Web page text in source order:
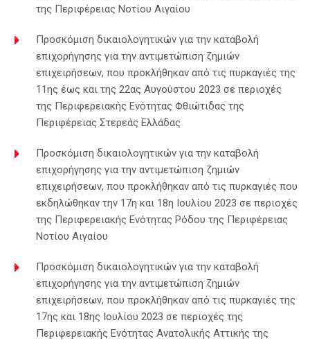
της Περιφέρειας Νοτίου Αιγαίου
Προσκόμιση δικαιολογητικών για την καταβολή
επιχορήγησης για την αντιμετώπιση ζημιών
επιχειρήσεων, που προκλήθηκαν από τις πυρκαγιές της
11ης έως και της 22ας Αυγούστου 2023 σε περιοχές
της Περιφερειακής Ενότητας Φθιώτιδας της
Περιφέρειας Στερεάς Ελλάδας
Προσκόμιση δικαιολογητικών για την καταβολή
επιχορήγησης για την αντιμετώπιση ζημιών
επιχειρήσεων, που προκλήθηκαν από τις πυρκαγιές που
εκδηλώθηκαν την 17η και 18η Ιουλίου 2023 σε περιοχές
της Περιφερειακής Ενότητας Ρόδου της Περιφέρειας
Νοτίου Αιγαίου
Προσκόμιση δικαιολογητικών για την καταβολή
επιχορήγησης για την αντιμετώπιση ζημιών
επιχειρήσεων, που προκλήθηκαν από τις πυρκαγιές της
17ης και 18ης Ιουλίου 2023 σε περιοχές της
Περιφερειακής Ενότητας Ανατολικής Αττικής της